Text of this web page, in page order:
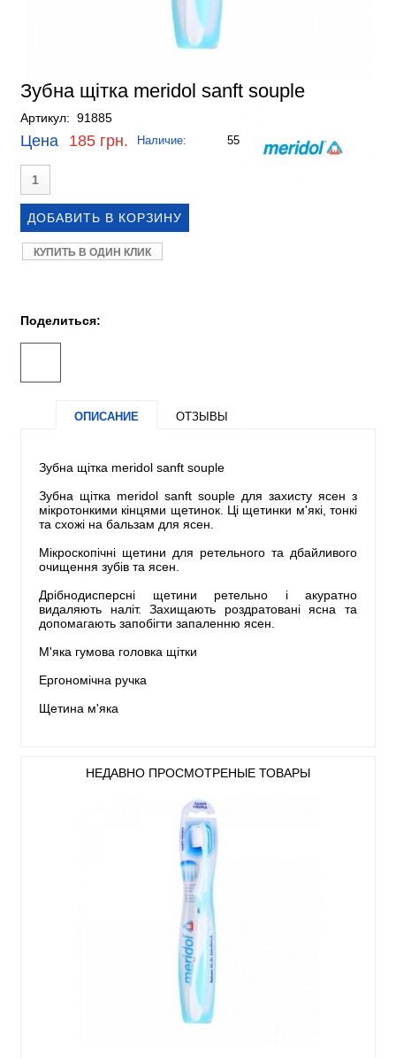
Зубна щітка meridol sanft souple
Артикул: 91885
Цена 185 грн. Наличие: 55
КУПИТЬ В ОДИН КЛИК
Поделиться:
ОПИСАНИЕ ОТЗЫВЫ
Зубна щітка meridol sanft souple
Зубна щітка meridol sanft souple для захисту ясен з
мікротонкими кінцями щетинок. Ці щетинки м'які, тонкі
та схожі на бальзам для ясен.
Мікроскопічні щетини для ретельного та дбайливого
очищення зубів та ясен.
Дрібнодисперсні щетини ретельно і акуратно
видаляють наліт. Захищають роздратовані ясна та
допомагають запобігти запаленню ясен.
М'яка гумова головка щітки
Ергономічна ручка
Щетина м'яка
НЕДАВНО ПРОСМОТРЕНЫЕ ТОВАРЫ